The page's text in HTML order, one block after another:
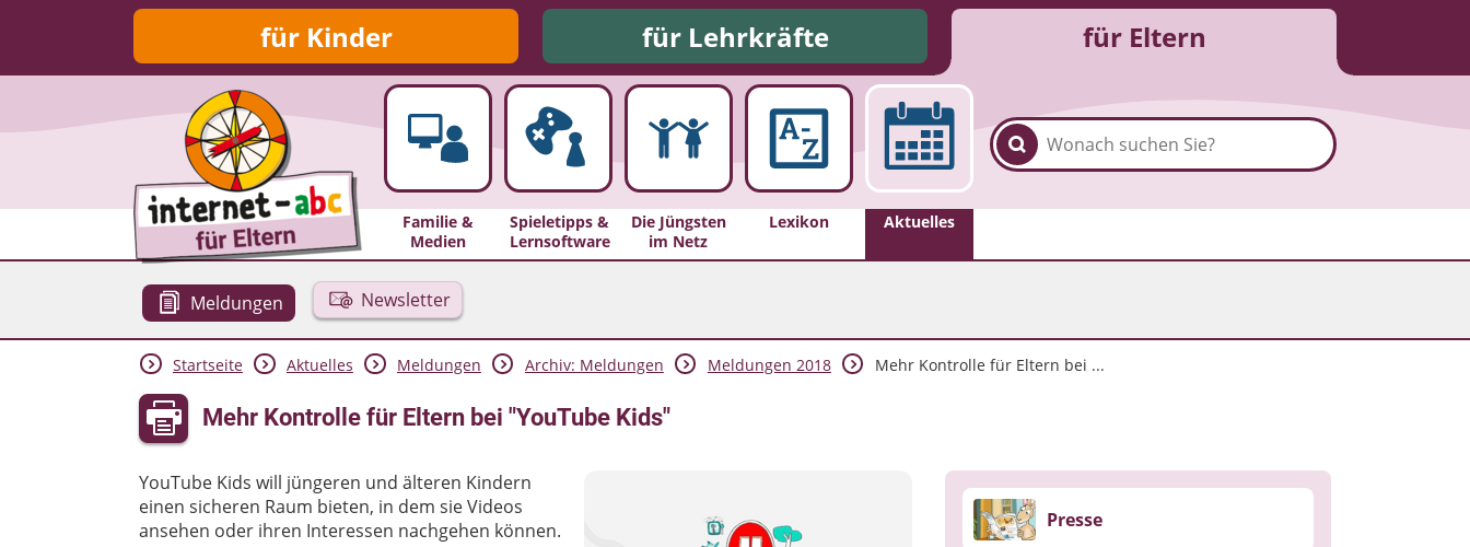
für Kinder für Lehrkräfte für Eltern
Familie &
Medien
Spieletipps &
Lernsoftware
Die Jüngsten
im Netz
Lexikon Aktuelles
Meldungen Newsletter
Startseite Aktuelles Meldungen Archiv: Meldungen Meldungen 2018 Mehr Kontrolle für Eltern bei ...
Mehr Kontrolle für Eltern bei "YouTube Kids"
YouTube Kids will jüngeren und älteren Kindern
einen sicheren Raum bieten, in dem sie Videos
ansehen oder ihren Interessen nachgehen können.
Presse